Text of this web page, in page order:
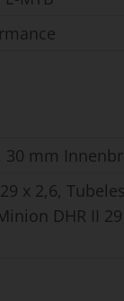
30 mm
x 2,6,
DHR II